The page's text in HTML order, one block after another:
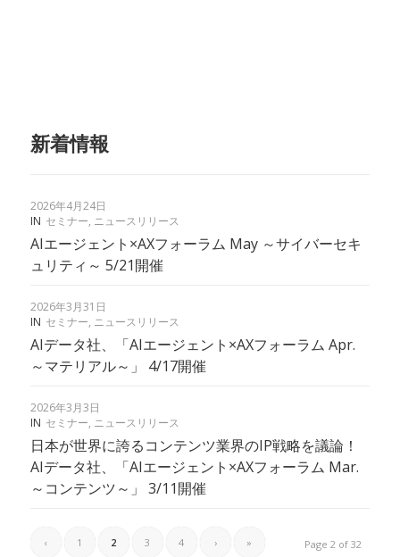
新着情報
2026年4月24日
IN セミナー, ニュースリリース
AIエージェント×AXフォーラム May ～サイバーセキ
ュリティ～ 5/21開催
2026年3月31日
IN セミナー, ニュースリリース
AIデータ社、「AIエージェント×AXフォーラム Apr.
～マテリアル～」 4/17開催
2026年3月3日
IN セミナー, ニュースリリース
日本が世界に誇るコンテンツ業界のIP戦略を議論！
AIデータ社、「AIエージェント×AXフォーラム Mar.
～コンテンツ～」 3/11開催
Page 2 of 32
‹ 1 2 3 4 › »